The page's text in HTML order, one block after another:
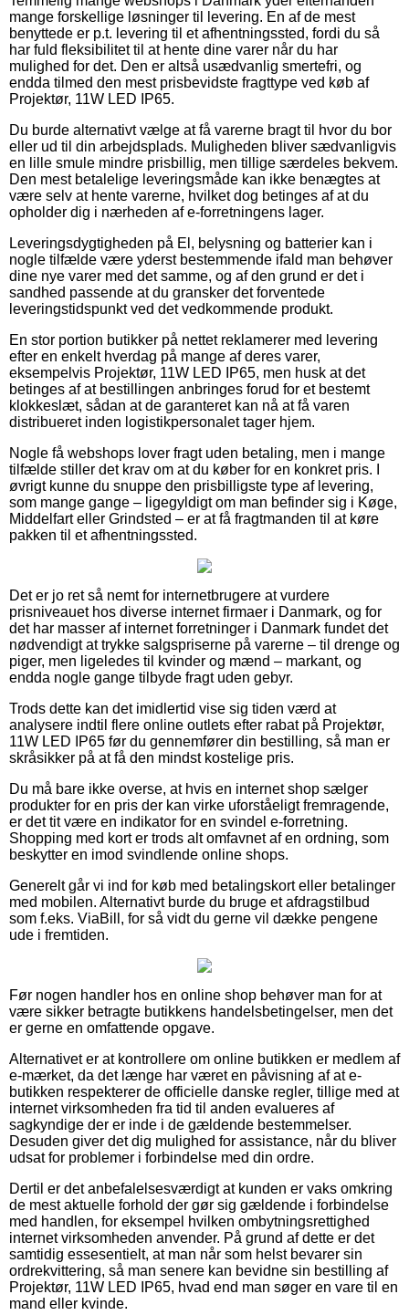
mange forskellige løsninger til levering. En af de mest
benyttede er p.t. levering til et afhentningssted, fordi du så
har fuld fleksibilitet til at hente dine varer når du har
mulighed for det. Den er altså usædvanlig smertefri, og
endda tilmed den mest prisbevidste fragttype ved køb af
Projektør, 11W LED IP65.
Du burde alternativt vælge at få varerne bragt til hvor du bor
eller ud til din arbejdsplads. Muligheden bliver sædvanligvis
en lille smule mindre prisbillig, men tillige særdeles bekvem.
Den mest betalelige leveringsmåde kan ikke benægtes at
være selv at hente varerne, hvilket dog betinges af at du
opholder dig i nærheden af e-forretningens lager.
Leveringsdygtigheden på El, belysning og batterier kan i
nogle tilfælde være yderst bestemmende ifald man behøver
dine nye varer med det samme, og af den grund er det i
sandhed passende at du gransker det forventede
leveringstidspunkt ved det vedkommende produkt.
En stor portion butikker på nettet reklamerer med levering
efter en enkelt hverdag på mange af deres varer,
eksempelvis Projektør, 11W LED IP65, men husk at det
betinges af at bestillingen anbringes forud for et bestemt
klokkeslæt, sådan at de garanteret kan nå at få varen
distribueret inden logistikpersonalet tager hjem.
Nogle få webshops lover fragt uden betaling, men i mange
tilfælde stiller det krav om at du køber for en konkret pris. I
øvrigt kunne du snuppe den prisbilligste type af levering,
som mange gange – ligegyldigt om man befinder sig i Køge,
Middelfart eller Grindsted – er at få fragtmanden til at køre
pakken til et afhentningssted.
Det er jo ret så nemt for internetbrugere at vurdere
prisniveauet hos diverse internet firmaer i Danmark, og for
det har masser af internet forretninger i Danmark fundet det
nødvendigt at trykke salgspriserne på varerne – til drenge og
piger, men ligeledes til kvinder og mænd – markant, og
endda nogle gange tilbyde fragt uden gebyr.
Trods dette kan det imidlertid vise sig tiden værd at
analysere indtil flere online outlets efter rabat på Projektør,
11W LED IP65 før du gennemfører din bestilling, så man er
skråsikker på at få den mindst kostelige pris.
Du må bare ikke overse, at hvis en internet shop sælger
produkter for en pris der kan virke uforståeligt fremragende,
er det tit være en indikator for en svindel e-forretning.
Shopping med kort er trods alt omfavnet af en ordning, som
beskytter en imod svindlende online shops.
Generelt går vi ind for køb med betalingskort eller betalinger
med mobilen. Alternativt burde du bruge et afdragstilbud
som f.eks. ViaBill, for så vidt du gerne vil dække pengene
ude i fremtiden.
Før nogen handler hos en online shop behøver man for at
være sikker betragte butikkens handelsbetingelser, men det
er gerne en omfattende opgave.
Alternativet er at kontrollere om online butikken er medlem af
e-mærket, da det længe har været en påvisning af at e-
butikken respekterer de officielle danske regler, tillige med at
internet virksomheden fra tid til anden evalueres af
sagkyndige der er inde i de gældende bestemmelser.
Desuden giver det dig mulighed for assistance, når du bliver
udsat for problemer i forbindelse med din ordre.
Dertil er det anbefalelsesværdigt at kunden er vaks omkring
de mest aktuelle forhold der gør sig gældende i forbindelse
med handlen, for eksempel hvilken ombytningsrettighed
internet virksomheden anvender. På grund af dette er det
samtidig essesentielt, at man når som helst bevarer sin
ordrekvittering, så man senere kan bevidne sin bestilling af
Projektør, 11W LED IP65, hvad end man søger en vare til en
mand eller kvinde.